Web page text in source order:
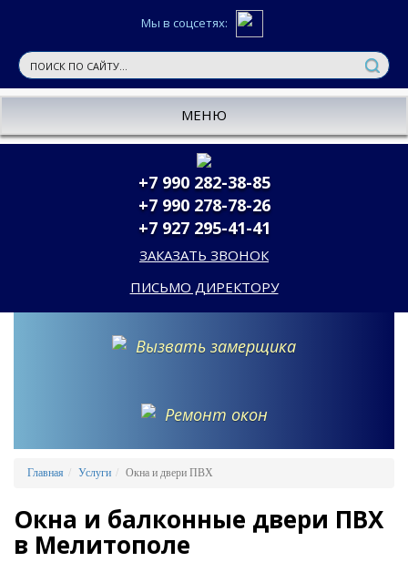
Мы в соцсетях:
МЕНЮ
+7 990 282-38-85
+7 990 278-78-26
+7 927 295-41-41
ЗАКАЗАТЬ ЗВОНОК
ПИСЬМО ДИРЕКТОРУ
Вызвать замерщика
Ремонт окон
Главная Услуги Окна и двери ПВХ
Окна и балконные двери ПВХ
в Мелитополе